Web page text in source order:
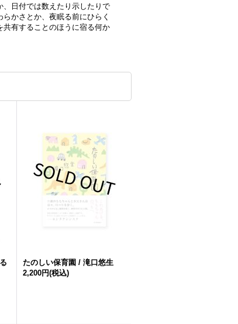
日付では数えたり示したりで
かさとか、夜眠る前にひらく
有することのほうに宿る何か
たのしい保育園 / 滝口悠生
2,200円(税込)